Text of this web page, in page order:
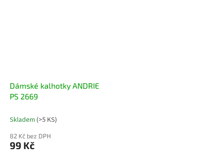
Dámské kalhotky ANDRIE
PS 2669
Skladem (>5 KS)
82 Kč bez DPH
99 Kč